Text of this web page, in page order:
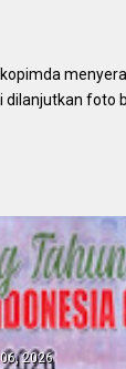
foto
2026